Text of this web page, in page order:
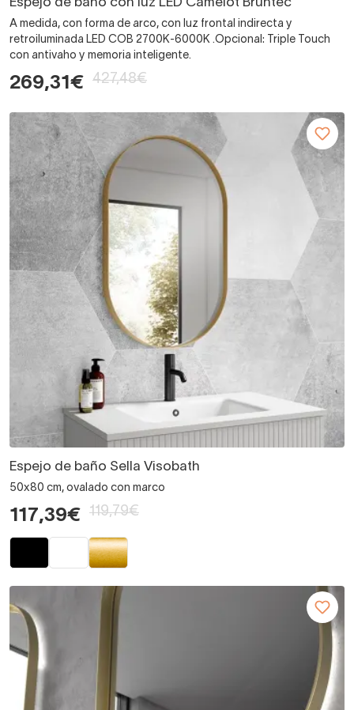
Espejo de baño con luz LED Camelot Bruntec
A medida, con forma de arco, con luz frontal indirecta y
retroiluminada LED COB 2700K-6000K .Opcional: Triple Touch
con antivaho y memoria inteligente.
269,31€ 427,48€
Espejo de baño Sella Visobath
50x80 cm, ovalado con marco
117,39€ 119,79€